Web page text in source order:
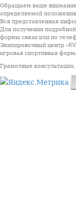
Обращаем ваше внимание
определяемой
Вся представленная
Для получения
формы связи или по
Экипировочный центр
игровая спортивная
Грамотные консультации,